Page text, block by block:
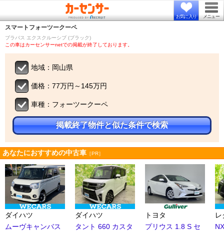
お気に入り メニュー
スマート フォーツークーペ
ブラバス エクスクルーシブ (ブラック)
この車はカーセンサーnetでの掲載が終了しております。
地域：岡山県
価格：77万円～145万円
車種：フォーツークーペ
掲載終了物件と似た条件で検索
あなたにおすすめの中古車 ［PR］
ダイハツ
ムーヴキャンバス
ダイハツ
タント 660 カスタ
トヨタ
プリウス 1.8 S セ